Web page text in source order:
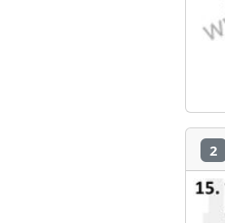
2